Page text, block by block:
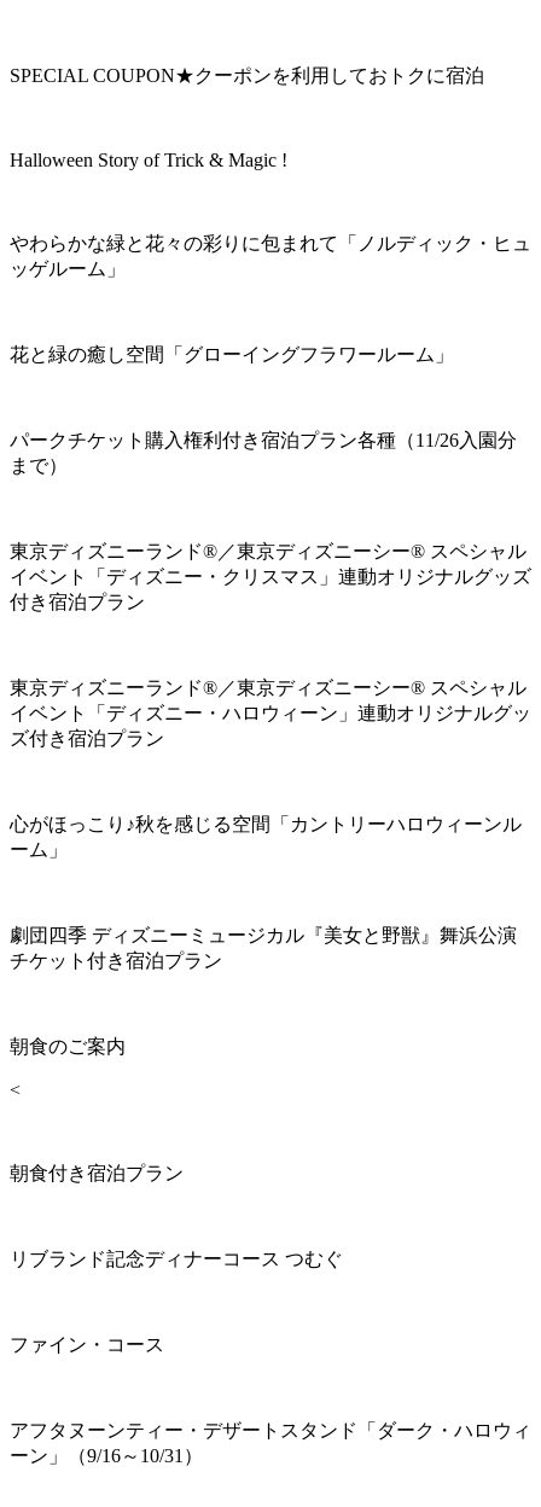
SPECIAL COUPON★クーポンを利用しておトクに宿泊
Halloween Story of Trick & Magic !
やわらかな緑と花々の彩りに包まれて「ノルディック・ヒュ
ッゲルーム」
花と緑の癒し空間「グローイングフラワールーム」
パークチケット購入権利付き宿泊プラン各種（11/26入園分
まで）
東京ディズニーランド®／東京ディズニーシー® スペシャル
イベント「ディズニー・クリスマス」連動オリジナルグッズ
付き宿泊プラン
東京ディズニーランド®／東京ディズニーシー® スペシャル
イベント「ディズニー・ハロウィーン」連動オリジナルグッ
ズ付き宿泊プラン
心がほっこり♪秋を感じる空間「カントリーハロウィーンル
ーム」
劇団四季 ディズニーミュージカル『美女と野獣』舞浜公演
チケット付き宿泊プラン
朝食のご案内
<
朝食付き宿泊プラン
リブランド記念ディナーコース つむぐ
ファイン・コース
アフタヌーンティー・デザートスタンド「ダーク・ハロウィ
ーン」（9/16～10/31）